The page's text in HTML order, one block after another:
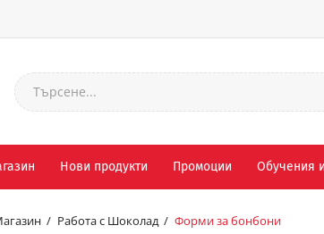
Нови продукти Промоции Обучения
Работа с Шоколад Форми за бонбони